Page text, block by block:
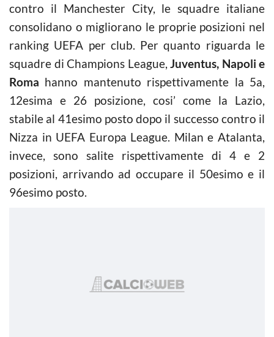
contro il Manchester City, le squadre italiane
consolidano o migliorano le proprie posizioni nel
ranking UEFA per club. Per quanto riguarda le
squadre di Champions League, Juventus, Napoli e
Roma hanno mantenuto rispettivamente la 5a,
12esima e 26 posizione, cosi’ come la Lazio,
stabile al 41esimo posto dopo il successo contro il
Nizza in UEFA Europa League. Milan e Atalanta,
invece, sono salite rispettivamente di 4 e 2
posizioni, arrivando ad occupare il 50esimo e il
96esimo posto.